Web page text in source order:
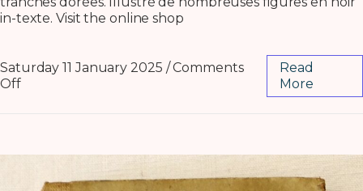
in-texte. Visit the online shop
Saturday 11 January 2025 / Comments
Off
Read
More